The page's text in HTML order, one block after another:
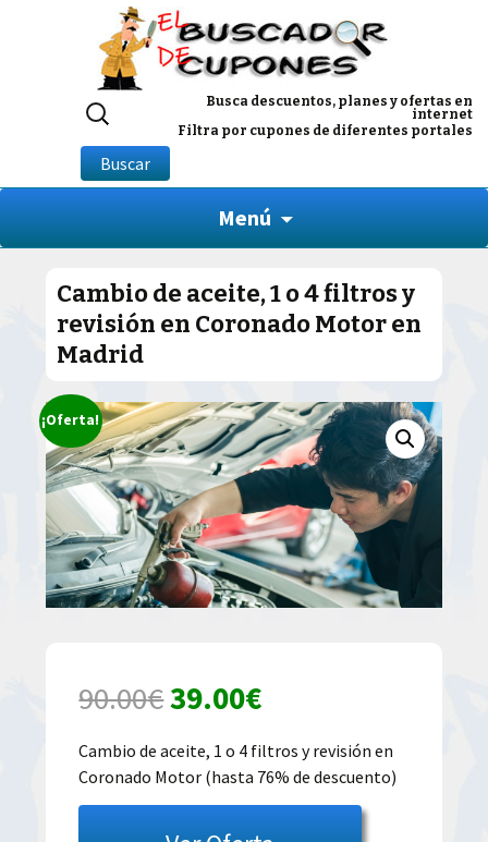
Busca descuentos, planes y ofertas en
internet
Filtra por cupones de diferentes portales
Buscar
por:
Buscar
Menú
Cambio de aceite, 1 o 4 filtros y
revisión en Coronado Motor en
Madrid
¡Oferta!
90.00€El
precio
original
39.00€El
precio
actual
Cambio de aceite, 1 o 4 filtros y revisión en
Coronado Motor (hasta 76% de descuento)